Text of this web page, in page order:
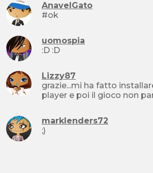
AnavelGato
#ok
uomospia
:D :D
Lizzy87
grazie...mi ha fatto
marklenders72
;)